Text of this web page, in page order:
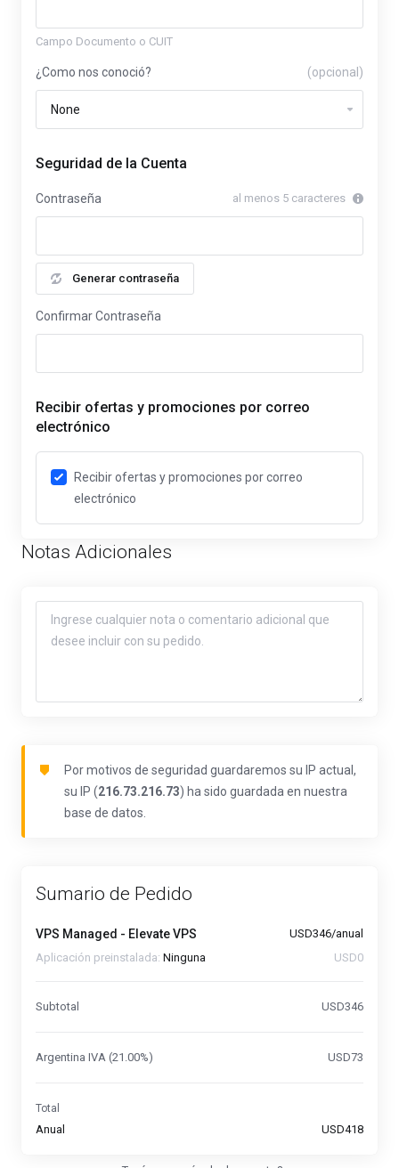
Campo Documento o CUIT
¿Como nos conoció? (opcional)
Seguridad de la Cuenta
Contraseña al menos 5 caracteres
Generar contraseña
Confirmar Contraseña
Recibir ofertas y promociones por correo
electrónico
Recibir ofertas y promociones por correo
electrónico
Notas Adicionales
Por motivos de seguridad guardaremos su IP actual,
su IP (216.73.216.73) ha sido guardada en nuestra
base de datos.
Sumario de Pedido
VPS Managed - Elevate VPS
USD346/anual
Aplicación preinstalada: Ninguna USD0
Subtotal USD346
Argentina IVA (21.00%) USD73
Total
Anual USD418